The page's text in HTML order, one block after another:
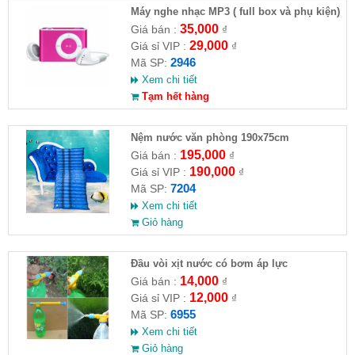
Máy nghe nhạc MP3 ( full box và phụ kiện)
Giá bán : 35,000₫
Giá sỉ VIP : 29,000₫
Mã SP: 2946
Xem chi tiết
Tạm hết hàng
Nệm nước văn phòng 190x75cm
Giá bán : 195,000₫
Giá sỉ VIP : 190,000₫
Mã SP: 7204
Xem chi tiết
Giỏ hàng
Đầu vòi xịt nước có bơm áp lực
Giá bán : 14,000₫
Giá sỉ VIP : 12,000₫
Mã SP: 6955
Xem chi tiết
Giỏ hàng